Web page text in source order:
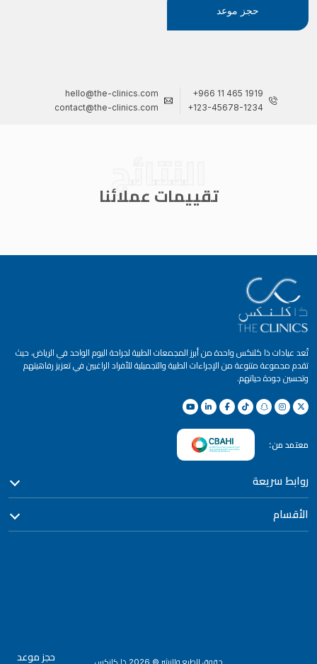
حجز موعد
+966 11 465 1919
+123-45678-1234
hello@the-clinics.com
contact@the-clinics.com
تقييمات عملائنا
حجز موعد
تُعد عيادات ذا كلنكس واحدة من أبرز المجمعات الطبية لجراحة اليوم الواحد في الرياض، حيث
تقدم مجموعة متنوعة من الإجراءات الطبية والتجميلية للأفراد الراغبين في تعزيز رفاهيتهم
وتحسين جودة حياتهم.
معتمد من:
روابط سريعة
الأقسام